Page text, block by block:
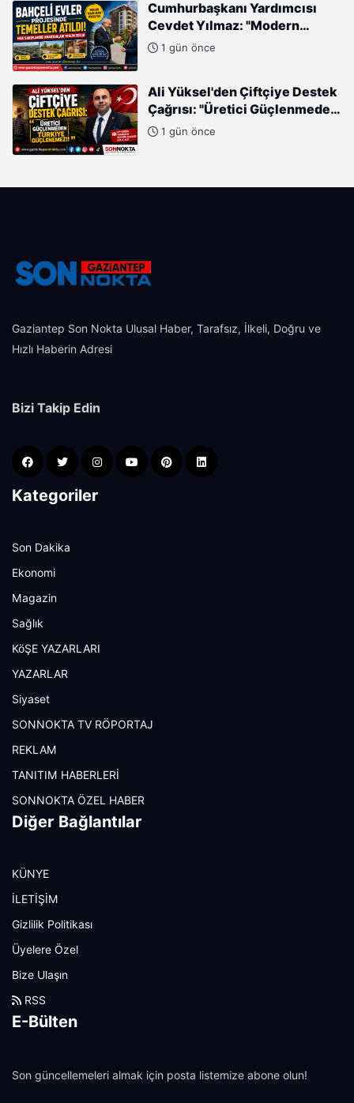
Cumhurbaşkanı Yardımcısı
Cevdet Yılmaz: "Modern
Türkiye'nin İmarında
1 gün önce
Ali Yüksel'den Çiftçiye Destek
Çağrısı: "Üretici Güçlenmeden
Türkiye Güçlenemez!"
1 gün önce
Gaziantep Son Nokta Ulusal Haber, Tarafsız, İlkeli, Doğru ve
Hızlı Haberin Adresi
Bizi Takip Edin
Kategoriler
Son Dakika
Ekonomi
Magazin
Sağlık
KöŞE YAZARLARI
YAZARLAR
Siyaset
SONNOKTA TV RÖPORTAJ
REKLAM
TANITIM HABERLERİ
SONNOKTA ÖZEL HABER
Diğer Bağlantılar
KÜNYE
İLETİŞİM
Gizlilik Politikası
Üyelere Özel
Bize Ulaşın
RSS
E-Bülten
Son güncellemeleri almak için posta listemize abone olun!